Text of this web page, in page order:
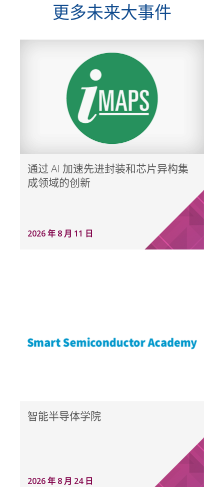
更多未来大事件
通过 AI 加速先进封装和芯片异构集
成领域的创新
2026 年 8 月 11 日
智能半导体学院
2026 年 8 月 24 日